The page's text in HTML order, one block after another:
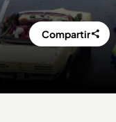
Compartir